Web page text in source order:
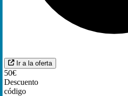
Ir a la oferta
50€
Descuento
código